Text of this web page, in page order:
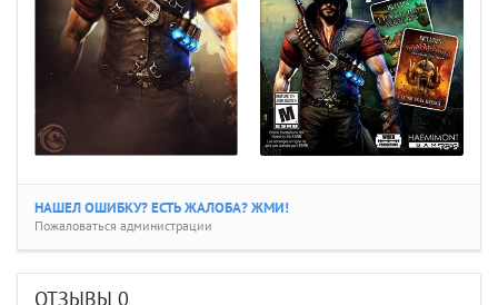
НАШЕЛ ОШИБКУ? ЕСТЬ ЖАЛОБА? ЖМИ!
Пожаловаться администрации
ОТЗЫВЫ 0